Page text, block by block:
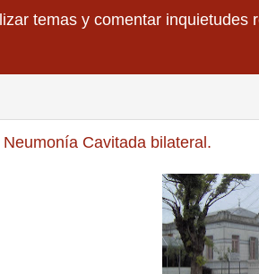
temas y comentar inquietudes
Cavitada bilateral.